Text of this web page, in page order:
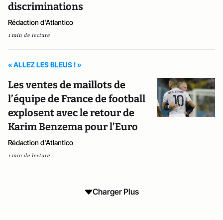
discriminations
Rédaction d'Atlantico
1 min de lecture
« ALLEZ LES BLEUS ! »
Les ventes de maillots de
l’équipe de France de football
explosent avec le retour de
Karim Benzema pour l’Euro
Rédaction d'Atlantico
1 min de lecture
Charger Plus